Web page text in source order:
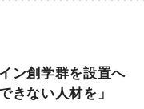
ン創学群を設置へ
きない人材を」